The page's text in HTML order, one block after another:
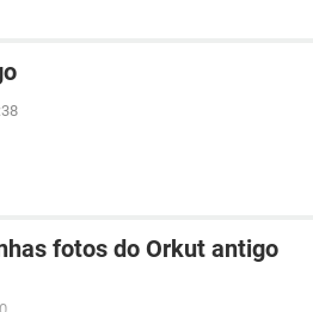
fotos do Orkut antigo